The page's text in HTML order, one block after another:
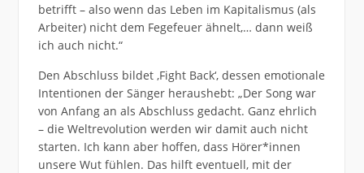
betrifft – also wenn das Leben im Kapitalismus (als
Arbeiter) nicht dem Fegefeuer ähnelt,… dann weiß
ich auch nicht.“
Den Abschluss bildet ,Fight Back‘, dessen emotionale
Intentionen der Sänger heraushebt: „Der Song war
von Anfang an als Abschluss gedacht. Ganz ehrlich
– die Weltrevolution werden wir damit auch nicht
starten. Ich kann aber hoffen, dass Hörer*innen
unsere Wut fühlen. Das hilft eventuell, mit der